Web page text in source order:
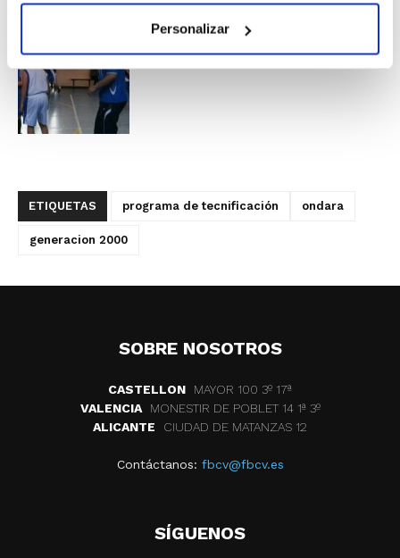
Personalizar
ETIQUETAS programa de tecnificación ondara
generacion 2000
SOBRE NOSOTROS
CASTELLON
MAYOR 100 3º 17ª
VALENCIA
MONESTIR DE POBLET 14 1ª 3º
ALICANTE
CIUDAD DE MATANZAS 12
Contáctanos: fbcv@fbcv.es
SÍGUENOS